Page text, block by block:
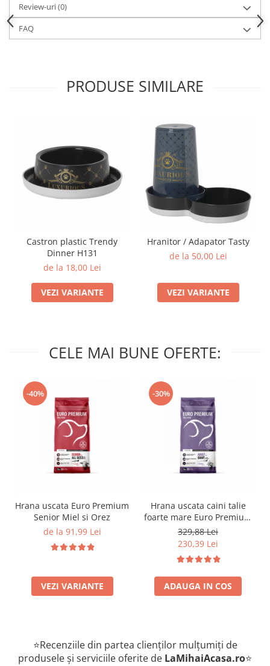
Review-uri(0)
FAQ
PRODUSE SIMILARE
Castron plastic Trendy
Dinner H131
de la 18,00 Lei
VEZI VARIANTE
Hranitor / Adapator Tasty
de la 50,00 Lei
VEZI VARIANTE
CELE MAI BUNE OFERTE:
-40%
Hrana uscata Euro Premium
Senior Miel si Orez
de la 91,99 Lei
VEZI VARIANTE
-30%
Hrana uscata caini talie
foarte mare Euro Premium
Giant Adult pui si orez 15
Kg
329,88 Lei
230,39 Lei
ADAUGA IN COS
⭐Recenziile din partea clienților mulțumiți de
produsele și serviciile oferite de LaMihaiAcasa.ro⭐